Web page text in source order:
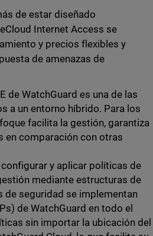
de estar diseñado
Internet Access se
y precios flexibles y
de amenazas de
de WatchGuard es una de las
a un entorno híbrido. Para los
facilita la gestión, garantiza
en comparación con otras
y aplicar políticas de
mediante estructuras de
seguridad se implementan
de WatchGuard en todo el
sin importar la ubicación del